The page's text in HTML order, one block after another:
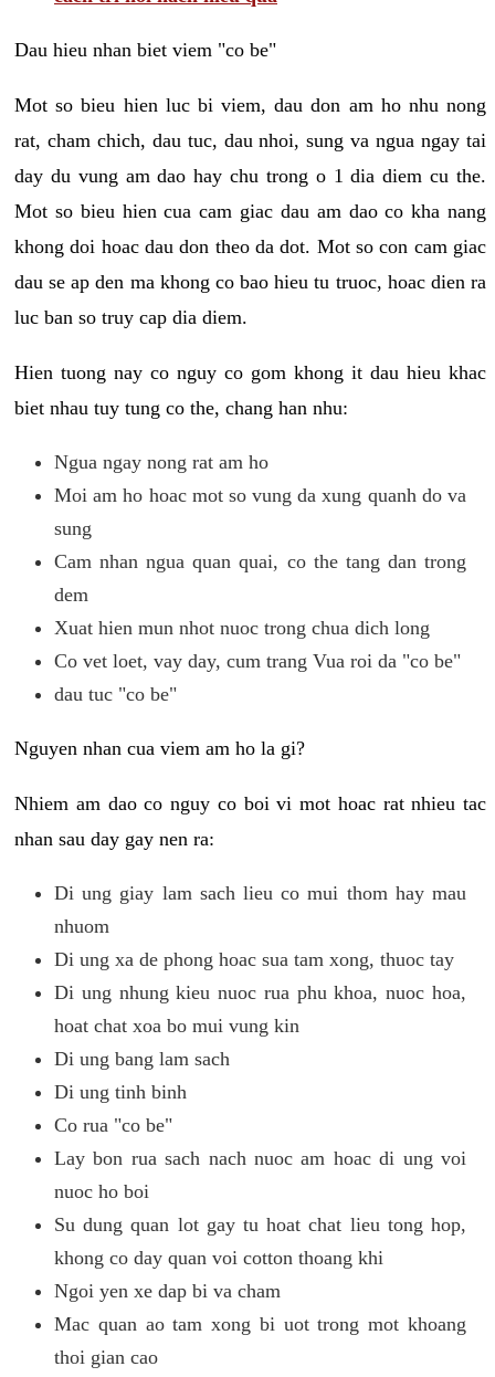
Dau hieu nhan biet viem "co be"
Mot so bieu hien luc bi viem, dau don am ho nhu nong
rat, cham chich, dau tuc, dau nhoi, sung va ngua ngay tai
day du vung am dao hay chu trong o 1 dia diem cu the.
Mot so bieu hien cua cam giac dau am dao co kha nang
khong doi hoac dau don theo da dot. Mot so con cam giac
dau se ap den ma khong co bao hieu tu truoc, hoac dien ra
luc ban so truy cap dia diem.
Hien tuong nay co nguy co gom khong it dau hieu khac
biet nhau tuy tung co the, chang han nhu:
Ngua ngay nong rat am ho
Moi am ho hoac mot so vung da xung quanh do va
sung
Cam nhan ngua quan quai, co the tang dan trong
dem
Xuat hien mun nhot nuoc trong chua dich long
Co vet loet, vay day, cum trang Vua roi da "co be"
dau tuc "co be"
Nguyen nhan cua viem am ho la gi?
Nhiem am dao co nguy co boi vi mot hoac rat nhieu tac
nhan sau day gay nen ra:
Di ung giay lam sach lieu co mui thom hay mau
nhuom
Di ung xa de phong hoac sua tam xong, thuoc tay
Di ung nhung kieu nuoc rua phu khoa, nuoc hoa,
hoat chat xoa bo mui vung kin
Di ung bang lam sach
Di ung tinh binh
Co rua "co be"
Lay bon rua sach nach nuoc am hoac di ung voi
nuoc ho boi
Su dung quan lot gay tu hoat chat lieu tong hop,
khong co day quan voi cotton thoang khi
Ngoi yen xe dap bi va cham
Mac quan ao tam xong bi uot trong mot khoang
thoi gian cao